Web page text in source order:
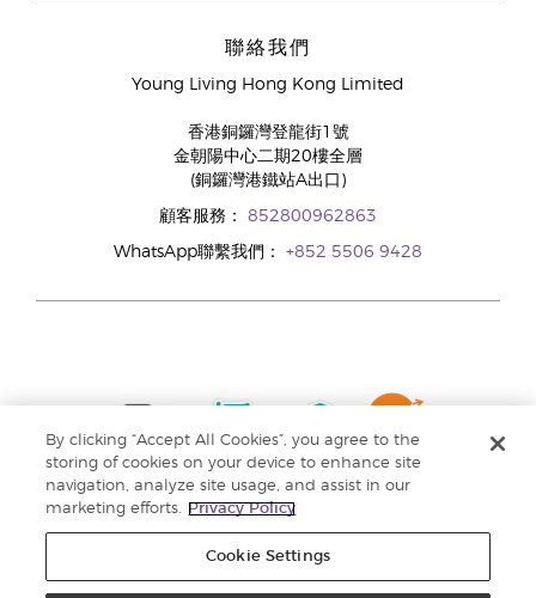
聯絡我們
Young Living Hong Kong Limited
香港銅鑼灣登龍街1號
金朝陽中心二期20樓全層
(銅鑼灣港鐵站A出口)
顧客服務： 852800962863
WhatsApp聯繫我們： +852 5506 9428
By clicking “Accept All Cookies”, you agree to the
storing of cookies on your device to enhance site
navigation, analyze site usage, and assist in our
marketing efforts.
Privacy Policy
Cookie Settings